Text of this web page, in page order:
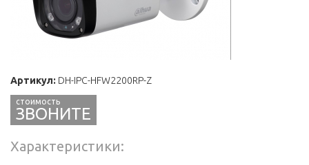
Артикул: DH-IPC-HFW2200RP-Z
ЗВОНИТЕ
Характеристики